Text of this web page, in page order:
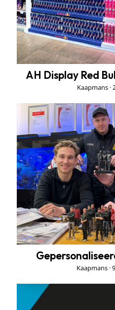
AH Display Red
Kaapmans ·
Kaapmans ·